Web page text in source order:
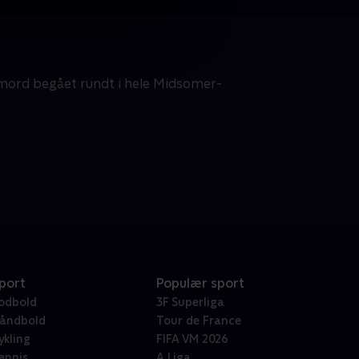
begået rundt i hele Midsomer-
Populær sport
3F Superliga
Tour de France
FIFA VM 2026